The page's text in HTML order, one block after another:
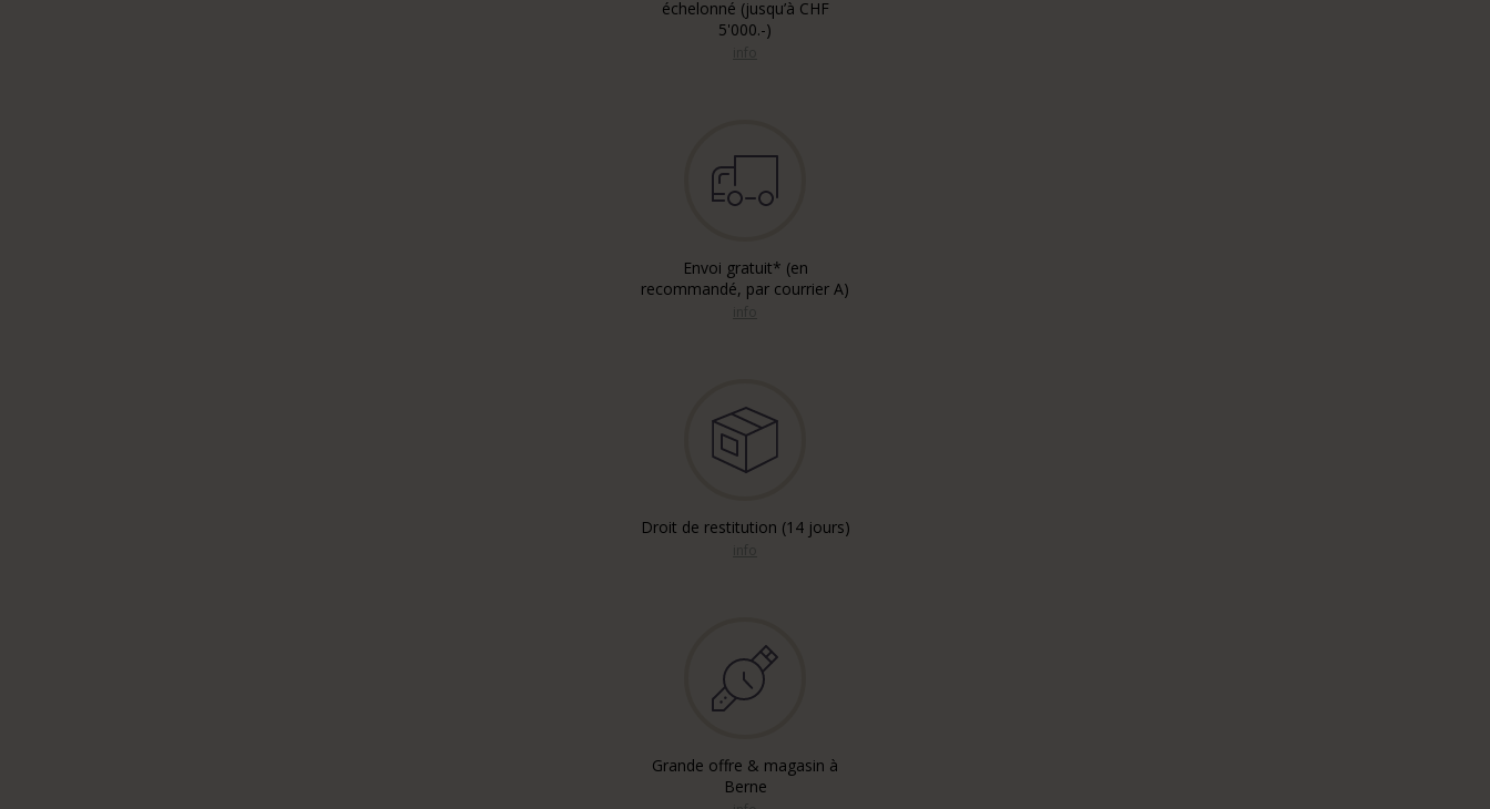
échelonné (jusqu’à CHF
5'000.-)
Envoi gratuit* (en
recommandé, par courrier A)
Droit de restitution (14 jours)
Grande offre & magasin à
Berne